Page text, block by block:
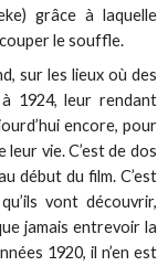
grâce à laquelle
le souffle.
sur les lieux où des
1924, leur rendant
encore, pour
vie. C’est de dos
début du film. C’est
vont découvrir,
jamais entrevoir la
1920, il n’en est